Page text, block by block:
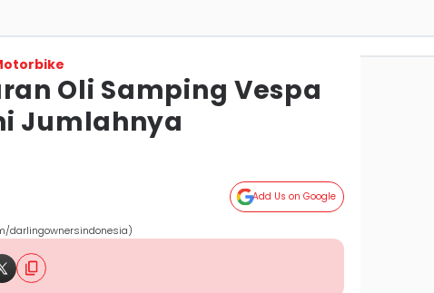
Oli Samping Vespa
Jumlahnya
Add Us on Google
darlingownersindonesia)